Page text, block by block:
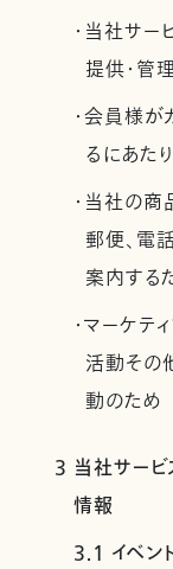
・当社サー
提供・管
・会員様が
るにあた
・当社の商
郵便、電
案内する
・マーケテ
活動その
動のため
3 当社サービ
情報
3.1 イベン